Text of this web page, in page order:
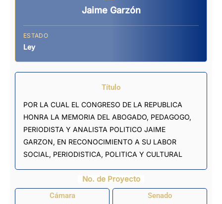
Jaime Garzón
ESTADO
Ley
Título
POR LA CUAL EL CONGRESO DE LA REPUBLICA
HONRA LA MEMORIA DEL ABOGADO, PEDAGOGO,
PERIODISTA Y ANALISTA POLITICO JAIME
GARZON, EN RECONOCIMIENTO A SU LABOR
SOCIAL, PERIODISTICA, POLITICA Y CULTURAL
No. de Proyecto
Cámara Senado